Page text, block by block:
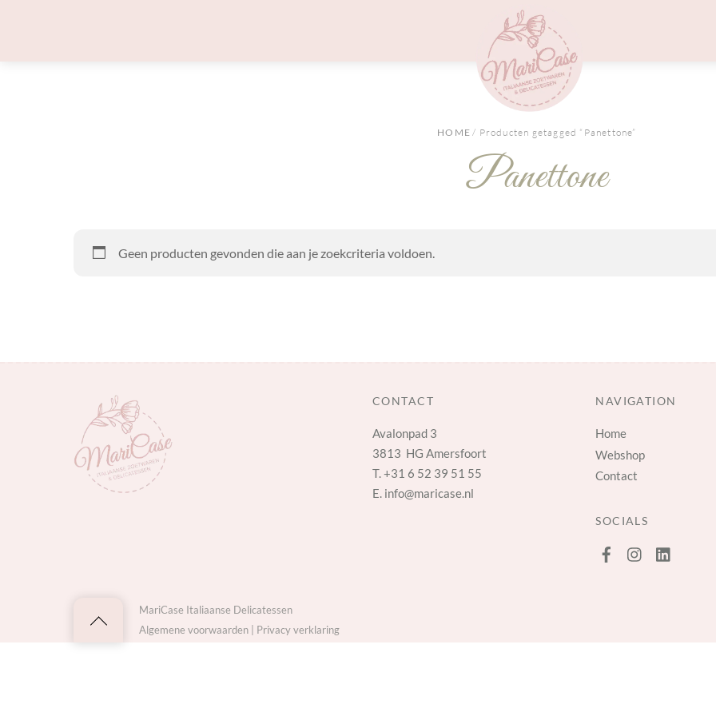
Menu
HOME / Producten getagged “Panettone”
Panettone
Geen producten gevonden die aan je zoekcriteria voldoen.
CONTACT
Avalonpad 3
3813 HG Amersfoort
T.+31 6 52 39 51 55
E. info@maricase.nl
NAVIGATION
Home
Webshop
Contact
SOCIALS
Back
MariCase Italiaanse Delicatessen
Algemene voorwaarden| Privacy verklaring